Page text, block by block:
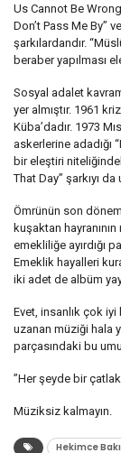
Us Cannot Be
Don’t Pass Me By”
şarkılardandır.
beraber yapılması
Sosyal adalet
yer almıştır. 1961
Küba’dadır. 1973
askerlerine adadığı
bir eleştiri
That Day” şarkıyı
Ömrünün son
kuşaktan
emekliliğe ayırdığı
Emeklik hayalleri
iki adet de albüm
Evet, insanlık çok
uzanan müziği hala
parçasındaki bu
”Her şeyde bir çatlak
Müziksiz kalmayın.
Hekimce